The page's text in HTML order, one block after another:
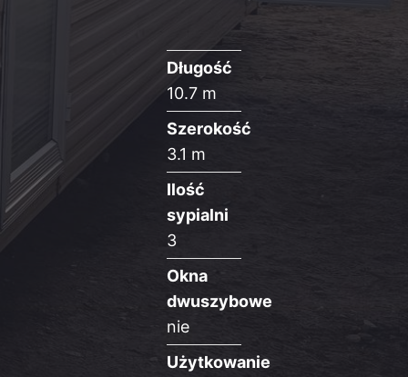
Długość
10.7 m
Szerokość
3.1 m
Ilość
sypialni
3
Okna
dwuszybowe
nie
Użytkowanie